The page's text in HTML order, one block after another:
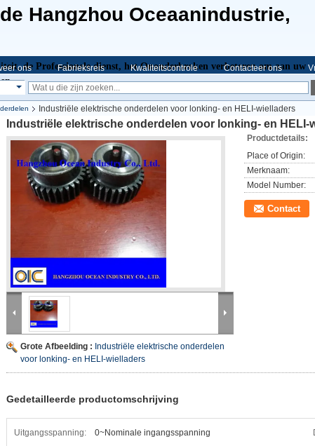
Hangzhou Oceaanindustrie,
de Professionele dienst, het Ononderbroken verbeteren om aan uw
ons Fabrieksreis Kwaliteitscontrole Contacteer ons
Industriële elektrische onderdelen voor lonking- en HELI-wielladers
Industriële elektrische onderdelen voor lonking- en HELI-
Grote Afbeelding : Industriële elektrische onderdelen
voor lonking- en HELI-wielladers
Productdetails:
Place of Origin:
Merknaam:
Model Number:
Contact
Gedetailleerde productomschrijving
Uitgangsspanning: 0~Nominale ingangsspanning